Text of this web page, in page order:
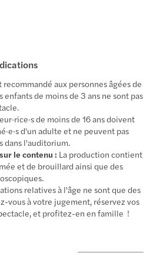
recommandé aux personnes âgées de
enfants de moins de 3 ans ne sont pas
de moins de 16 ans doivent
d'un adulte et ne peuvent pas
dans l'auditorium.
le contenu : La production contient
et de brouillard ainsi que des
relatives à l'âge ne sont que des
vous à votre jugement, réservez vos
et profitez-en en famille !